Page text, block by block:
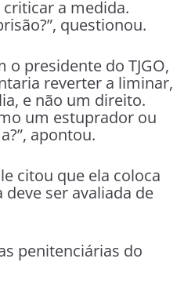
a medida.
questionou.
presidente do TJGO,
reverter a liminar,
e não um direito.
um estuprador ou
apontou.
citou que ela coloca
ser avaliada de
penitenciárias do